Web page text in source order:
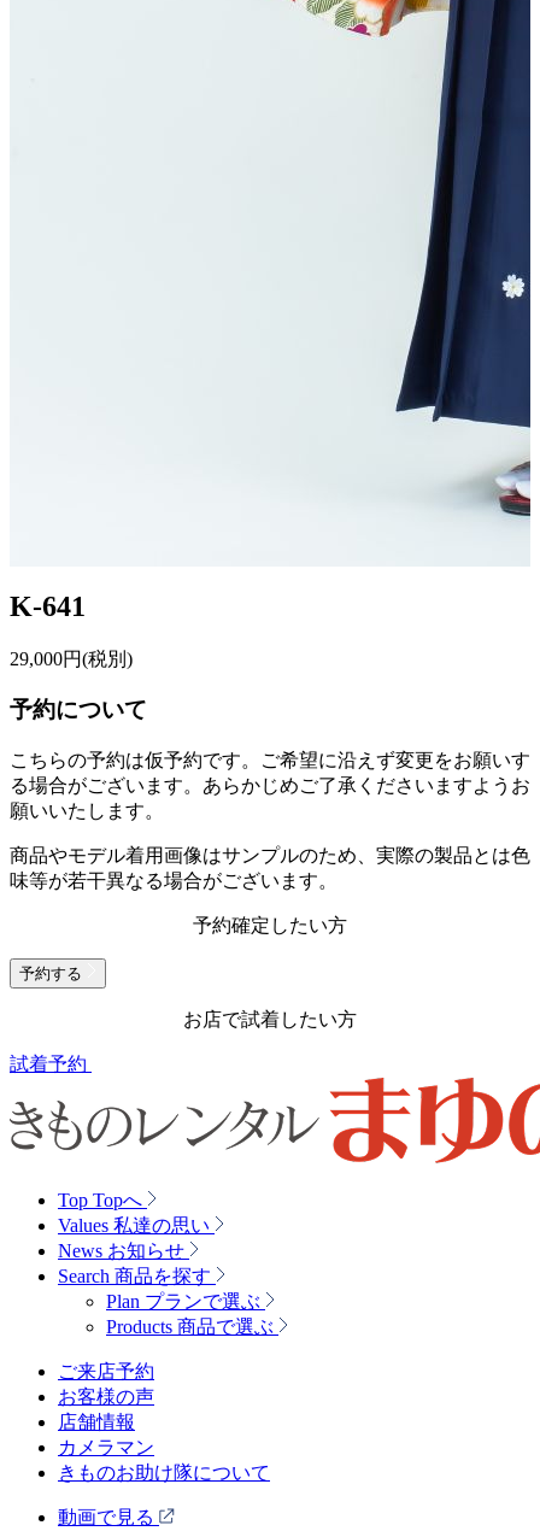
K-641
29,000円(税別)
予約について
こちらの予約は仮予約です。
ご希望に沿えず変更をお願いす
る場合がございます。あらかじめご了承くださいますようお
願いいたします。
商品やモデル着用画像はサンプルのため、実際の製品とは色
味等が若干異なる場合がございます。
予約確定したい方
予約する
お店で試着したい方
試着予約
Top Topへ
Values 私達の思い
News お知らせ
Search 商品を探す
Plan プランで選ぶ
Products 商品で選ぶ
ご来店予約
お客様の声
店舗情報
カメラマン
きものお助け隊について
動画で見る